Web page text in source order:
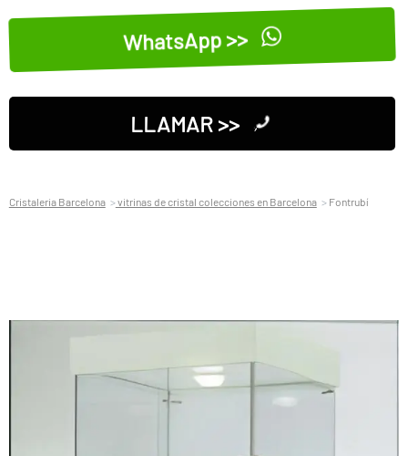
WhatsApp >>
LLAMAR >>
Cristaleria Barcelona vitrinas de cristal colecciones en Barcelona Fontrubí